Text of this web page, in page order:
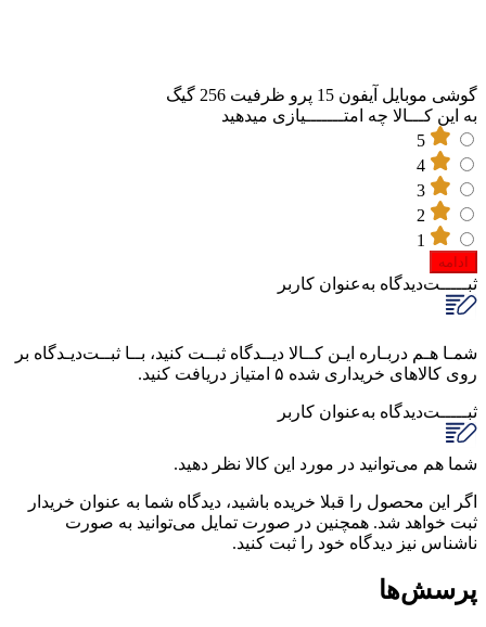
گوشی موبایل آیفون 15 پرو ظرفیت 256 گیگ
به این کـــالا چه امتـــــــیازی میدهید
ادامه
ثبـــــت‌دیدگاه به‌عنوان کاربر
شمـا هـم دربـاره ایـن کــالا دیــدگاه ثبــت کنید، بــا ثبــت‌دیـدگاه بر
روی کالاهای خریداری شده ۵ امتیاز دریافت کنید.
ثبـــــت‌دیدگاه به‌عنوان کاربر
شما هم می‌توانید در مورد این کالا نظر دهید.
اگر این محصول را قبلا خریده باشید، دیدگاه شما به عنوان خریدار
ثبت خواهد شد. همچنین در صورت تمایل می‌توانید به صورت
ناشناس نیز دیدگاه خود را ثبت کنید.
پرسش‌ها